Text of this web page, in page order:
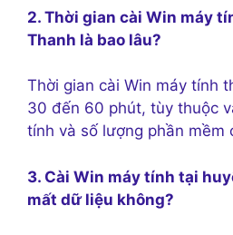
2. Thời gian cài Win máy
Thanh là bao lâu?
Thời gian cài Win máy tính
30 đến 60 phút, tùy thuộc
tính và số lượng phần mềm
3. Cài Win máy tính tại
mất dữ liệu không?